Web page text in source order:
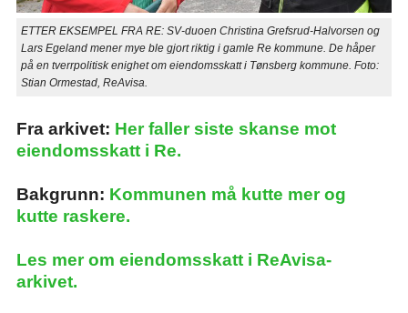
ETTER EKSEMPEL FRA RE: SV-duoen Christina Grefsrud-Halvorsen og
Lars Egeland mener mye ble gjort riktig i gamle Re kommune. De håper
på en tverrpolitisk enighet om eiendomsskatt i Tønsberg kommune. Foto:
Stian Ormestad, ReAvisa.
Fra arkivet: Her faller siste skanse mot
eiendomsskatt i Re.
Bakgrunn: Kommunen må kutte mer og
kutte raskere.
Les mer om eiendomsskatt i ReAvisa-
arkivet.